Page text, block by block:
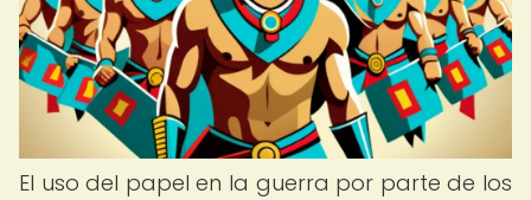
El uso del papel en la guerra por parte de los